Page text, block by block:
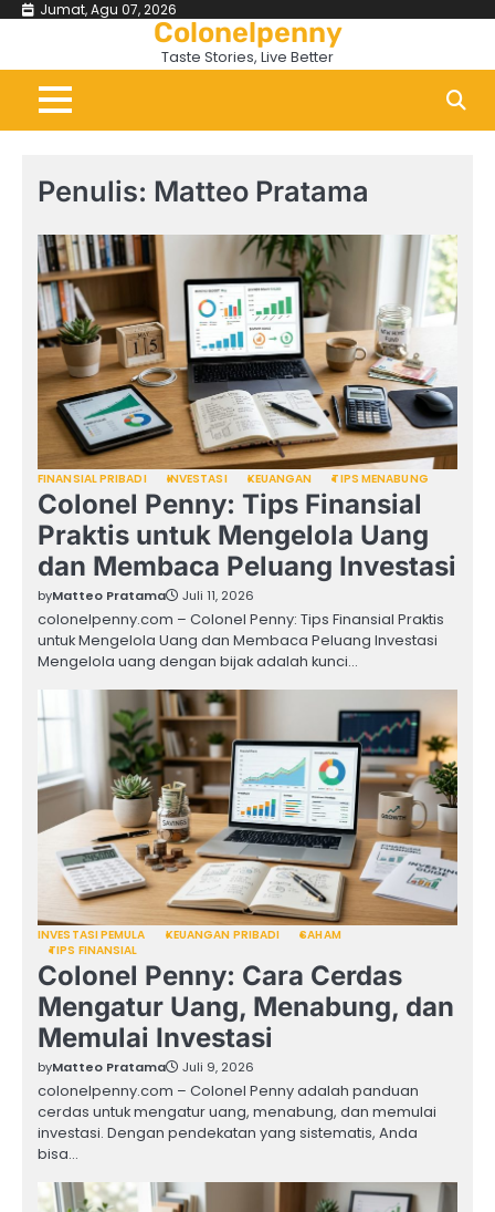
Skip
content
Jumat, Agu 07, 2026
Colonelpenny
Taste Stories, Live Better
Penulis: Matteo Pratama
FINANSIAL PRIBADI INVESTASI KEUANGAN TIPS MENABUNG
Colonel Penny: Tips Finansial
Praktis untuk Mengelola Uang
dan Membaca Peluang Investasi
byMatteo Pratama Juli 11, 2026
colonelpenny.com – Colonel Penny: Tips Finansial Praktis
untuk Mengelola Uang dan Membaca Peluang Investasi
Mengelola uang dengan bijak adalah kunci…
INVESTASI PEMULA KEUANGAN PRIBADI
SAHAM
TIPS FINANSIAL
Colonel Penny: Cara Cerdas
Mengatur Uang, Menabung, dan
Memulai Investasi
byMatteo Pratama Juli 9, 2026
colonelpenny.com – Colonel Penny adalah panduan
cerdas untuk mengatur uang, menabung, dan memulai
investasi. Dengan pendekatan yang sistematis, Anda
bisa…